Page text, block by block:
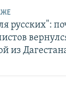
русских":
из